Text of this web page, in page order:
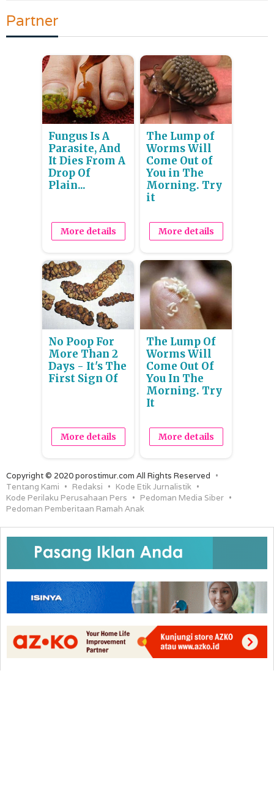
Partner
Fungus Is A
Parasite, And
It Dies From A
Drop Of
Plain...
More details
The Lump of
Worms Will
Come Out of
You in The
Morning. Try
it
More details
No Poop For
More Than 2
Days - It's The
First Sign Of
More details
The Lump Of
Worms Will
Come Out Of
You In The
Morning. Try
It
More details
Copyright © 2020 porostimur.com All Rights Reserved
Tentang Kami
Redaksi
Kode Etik Jurnalistik
Kode Perilaku Perusahaan Pers
Pedoman Media Siber
Pedoman Pemberitaan Ramah Anak